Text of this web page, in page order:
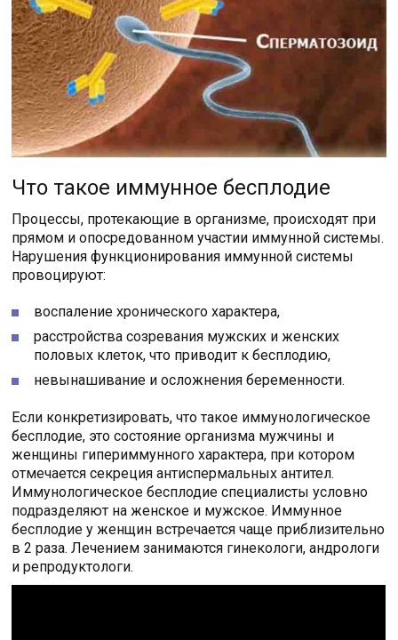
Что такое иммунное бесплодие
Процессы, протекающие в организме, происходят при
прямом и опосредованном участии иммунной системы.
Нарушения функционирования иммунной системы
провоцируют:
воспаление хронического характера,
расстройства созревания мужских и женских
половых клеток, что приводит к бесплодию,
невынашивание и осложнения беременности.
Если конкретизировать, что такое иммунологическое
бесплодие, это состояние организма мужчины и
женщины гипериммунного характера, при котором
отмечается секреция антиспермальных антител.
Иммунологическое бесплодие специалисты условно
подразделяют на женское и мужское. Иммунное
бесплодие у женщин встречается чаще приблизительно
в 2 раза. Лечением занимаются гинекологи, андрологи
и репродуктологи.